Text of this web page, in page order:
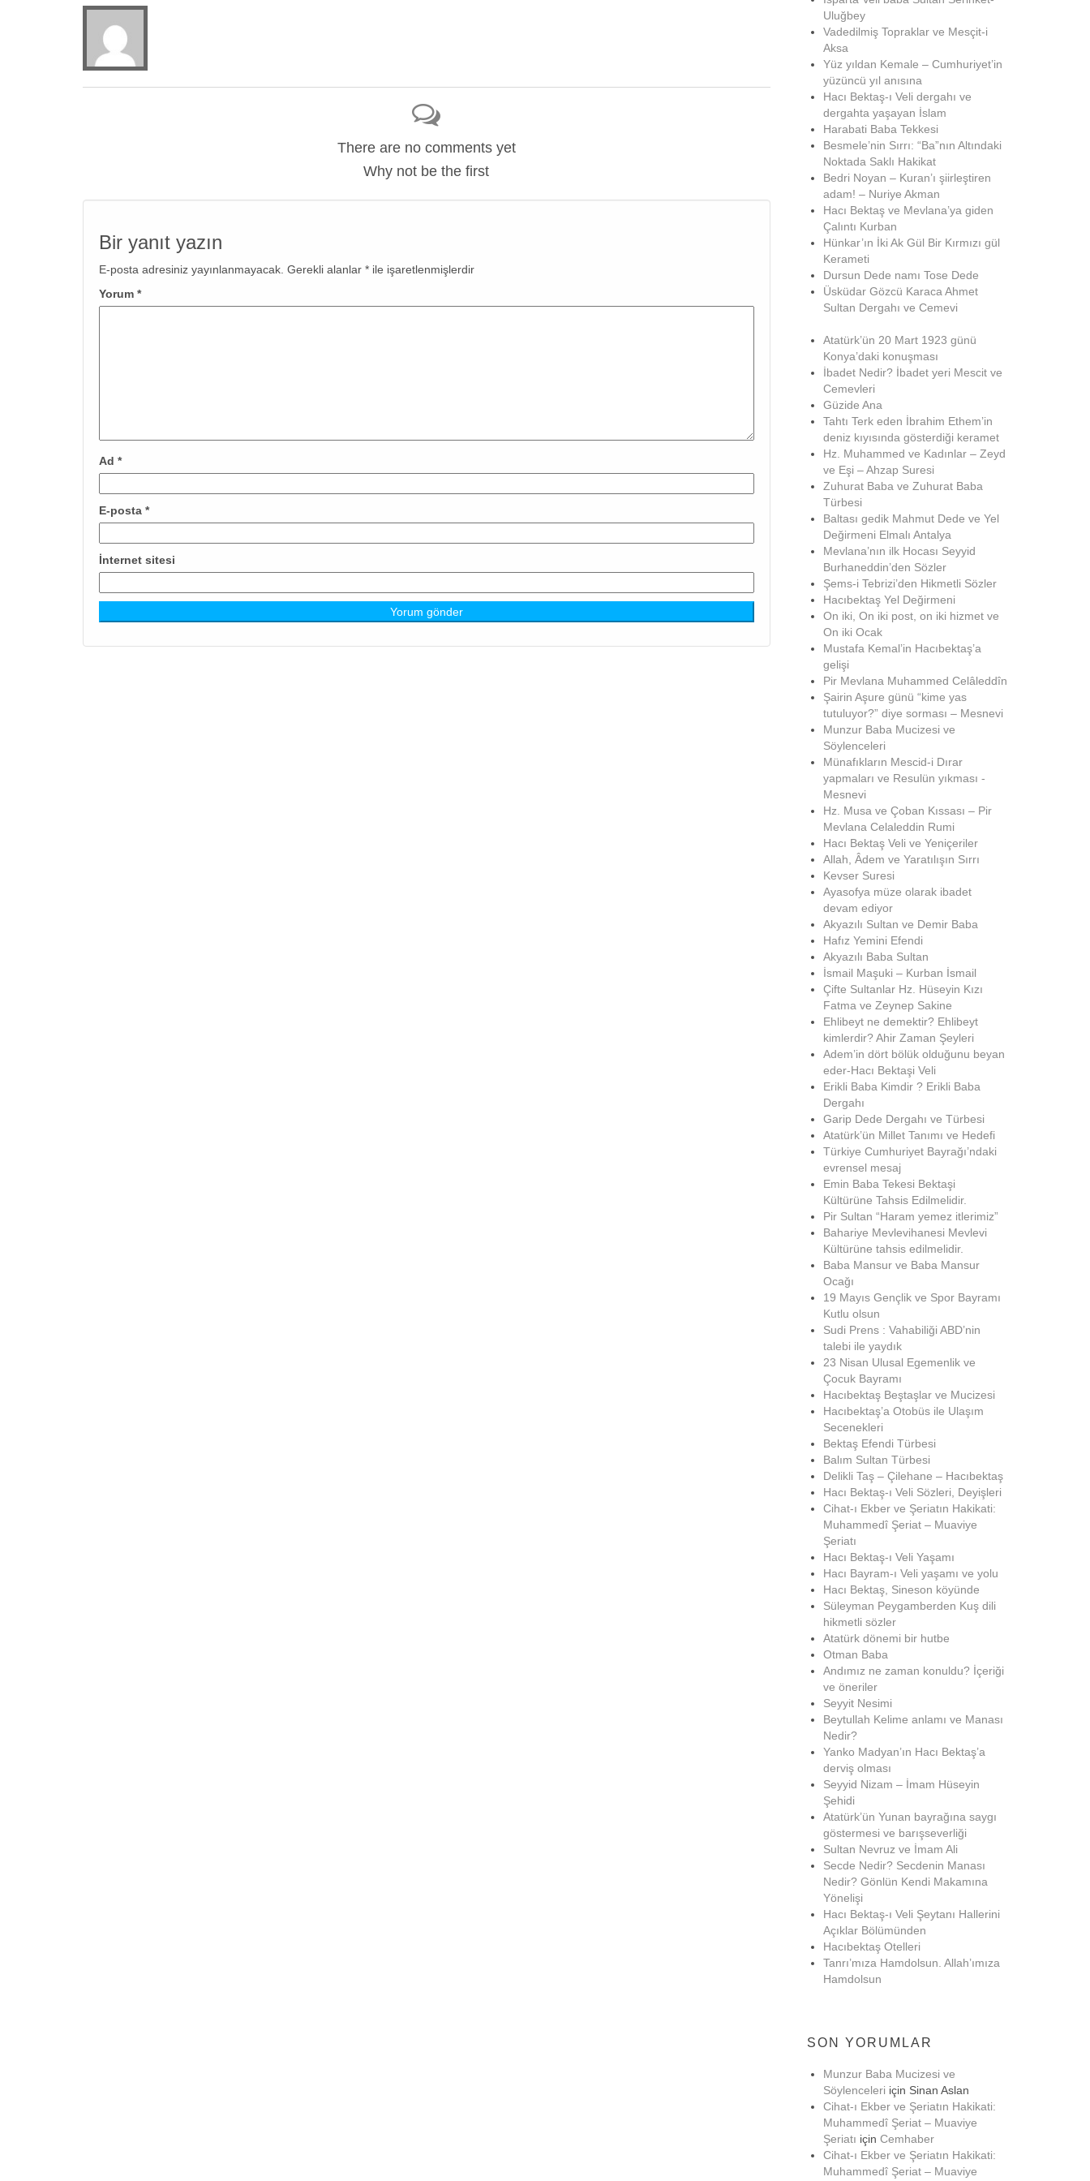
There are no comments yet
Why not be the first
Bir yanıt yazın
E-posta adresiniz yayınlanmayacak. Gerekli alanlar * ile işaretlenmişlerdir
Yorum *
Ad *
E-posta *
İnternet sitesi
Uluğbey
Vadedilmiş Topraklar ve Mesçit-i
Aksa
Yüz yıldan Kemale – Cumhuriyet’in
yüzüncü yıl anısına
Hacı Bektaş-ı Veli dergahı ve
dergahta yaşayan İslam
Harabati Baba Tekkesi
Besmele’nin Sırrı: “Ba”nın Altındaki
Noktada Saklı Hakikat
Bedri Noyan – Kuran’ı şiirleştiren
adam! – Nuriye Akman
Hacı Bektaş ve Mevlana’ya giden
Çalıntı Kurban
Hünkar’ın İki Ak Gül Bir Kırmızı gül
Kerameti
Dursun Dede namı Tose Dede
Üsküdar Gözcü Karaca Ahmet
Sultan Dergahı ve Cemevi
Atatürk’ün 20 Mart 1923 günü
Konya’daki konuşması
İbadet Nedir? İbadet yeri Mescit ve
Cemevleri
Güzide Ana
Tahtı Terk eden İbrahim Ethem’in
deniz kıyısında gösterdiği keramet
Hz. Muhammed ve Kadınlar – Zeyd
ve Eşi – Ahzap Suresi
Zuhurat Baba ve Zuhurat Baba
Türbesi
Baltası gedik Mahmut Dede ve Yel
Değirmeni Elmalı Antalya
Mevlana’nın ilk Hocası Seyyid
Burhaneddin’den Sözler
Şems-i Tebrizi’den Hikmetli Sözler
Hacıbektaş Yel Değirmeni
On iki, On iki post, on iki hizmet ve
On iki Ocak
Mustafa Kemal’in Hacıbektaş’a
gelişi
Pir Mevlana Muhammed Celâleddîn
Şairin Aşure günü “kime yas
tutuluyor?” diye sorması – Mesnevi
Munzur Baba Mucizesi ve
Söylenceleri
Münafıkların Mescid-i Dırar
yapmaları ve Resulün yıkması -
Mesnevi
Hz. Musa ve Çoban Kıssası – Pir
Mevlana Celaleddin Rumi
Hacı Bektaş Veli ve Yeniçeriler
Allah, Âdem ve Yaratılışın Sırrı
Kevser Suresi
Ayasofya müze olarak ibadet
devam ediyor
Akyazılı Sultan ve Demir Baba
Hafız Yemini Efendi
Akyazılı Baba Sultan
İsmail Maşuki – Kurban İsmail
Çifte Sultanlar Hz. Hüseyin Kızı
Fatma ve Zeynep Sakine
Ehlibeyt ne demektir? Ehlibeyt
kimlerdir? Ahir Zaman Şeyleri
Adem’in dört bölük olduğunu beyan
eder-Hacı Bektaşi Veli
Erikli Baba Kimdir ? Erikli Baba
Dergahı
Garip Dede Dergahı ve Türbesi
Atatürk’ün Millet Tanımı ve Hedefi
Türkiye Cumhuriyet Bayrağı’ndaki
evrensel mesaj
Emin Baba Tekesi Bektaşi
Kültürüne Tahsis Edilmelidir.
Pir Sultan “Haram yemez itlerimiz”
Bahariye Mevlevihanesi Mevlevi
Kültürüne tahsis edilmelidir.
Baba Mansur ve Baba Mansur
Ocağı
19 Mayıs Gençlik ve Spor Bayramı
Kutlu olsun
Sudi Prens : Vahabiliği ABD’nin
talebi ile yaydık
23 Nisan Ulusal Egemenlik ve
Çocuk Bayramı
Hacıbektaş Beştaşlar ve Mucizesi
Hacıbektaş’a Otobüs ile Ulaşım
Secenekleri
Bektaş Efendi Türbesi
Balım Sultan Türbesi
Delikli Taş – Çilehane – Hacıbektaş
Hacı Bektaş-ı Veli Sözleri, Deyişleri
Cihat-ı Ekber ve Şeriatın Hakikati:
Muhammedî Şeriat – Muaviye
Şeriatı
Hacı Bektaş-ı Veli Yaşamı
Hacı Bayram-ı Veli yaşamı ve yolu
Hacı Bektaş, Sineson köyünde
Süleyman Peygamberden Kuş dili
hikmetli sözler
Atatürk dönemi bir hutbe
Otman Baba
Andımız ne zaman konuldu? İçeriği
ve öneriler
Seyyit Nesimi
Beytullah Kelime anlamı ve Manası
Nedir?
Yanko Madyan’ın Hacı Bektaş’a
derviş olması
Seyyid Nizam – İmam Hüseyin
Şehidi
Atatürk’ün Yunan bayrağına saygı
göstermesi ve barışseverliği
Sultan Nevruz ve İmam Ali
Secde Nedir? Secdenin Manası
Nedir? Gönlün Kendi Makamına
Yönelişi
Hacı Bektaş-ı Veli Şeytanı Hallerini
Açıklar Bölümünden
Hacıbektaş Otelleri
Tanrı’mıza Hamdolsun. Allah’ımıza
Hamdolsun
SON YORUMLAR
Munzur Baba Mucizesi ve
Söylenceleri için Sinan Aslan
Cihat-ı Ekber ve Şeriatın Hakikati:
Muhammedî Şeriat – Muaviye
Şeriatı için Cemhaber
Cihat-ı Ekber ve Şeriatın Hakikati:
Muhammedî Şeriat – Muaviye